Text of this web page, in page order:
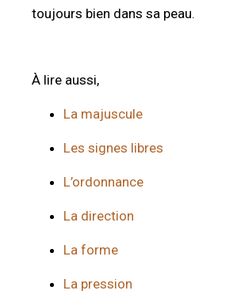
toujours bien dans sa peau.
À lire aussi,
La majuscule
Les signes libres
L’ordonnance
La direction
La forme
La pression